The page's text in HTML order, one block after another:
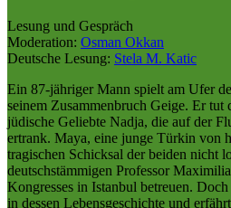
Lesung und Gespräch
Moderation: Osman Okkan
Deutsche Lesung: Stela M. Katic
Ein 87-jähriger Mann spielt am Ufer
seinem Zusammenbruch Geige. Er tut
jüdische Geliebte Nadja, die auf der
ertrank. Maya, eine junge Türkin von
tragischen Schicksal der beiden nicht
deutschstämmigen Professor
Kongresses in Istanbul betreuen.
in dessen Lebensgeschichte und